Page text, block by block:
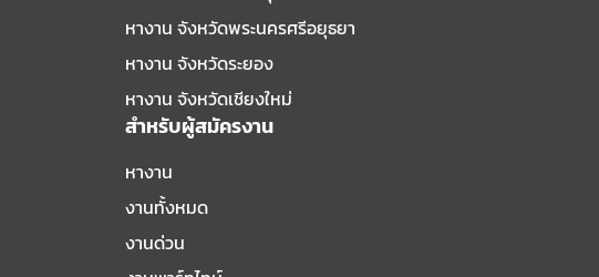
หางาน จังหวัดพระนครศรีอยุธยา
หางาน จังหวัดระยอง
หางาน จังหวัดเชียงใหม่
สำหรับผู้สมัครงาน
หางาน
งานทั้งหมด
งานด่วน